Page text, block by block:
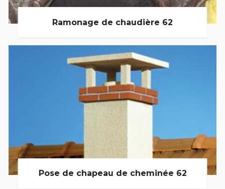
Ramonage de chaudière 62
Pose de chapeau de cheminée 62